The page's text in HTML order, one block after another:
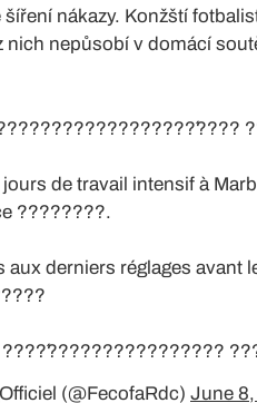
nákazy. Konžští
nich nepůsobí v domácí
de travail intensif à
????????.
aux derniers réglages avant
(@FecofaRdc) June